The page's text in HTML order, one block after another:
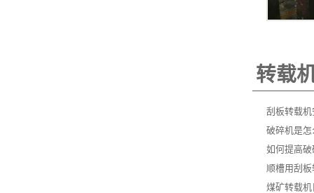
转载
刮板转载
破碎机是
如何提高
顺槽用刮
煤矿转载